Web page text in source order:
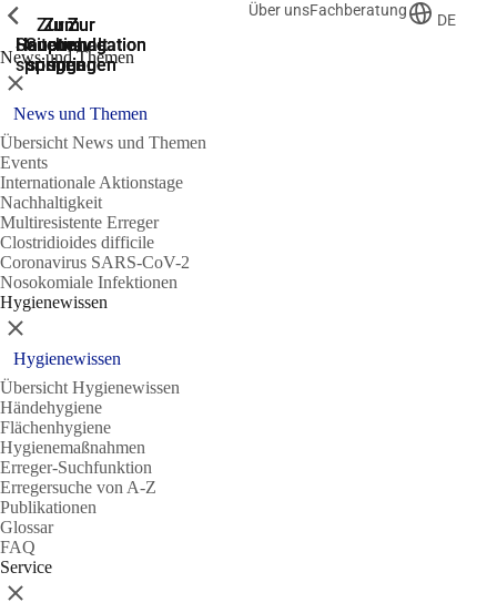
Zur
Suche
springen
Zur
Hauptnavigation
springen
Zur
Hauptnavigation
springen
Zum
Hauptinhalt
springen
Zum
Seitenende
springen
Über unsFachberatung
DE
News und Themen
Zeige vorherige
Schließen
News und Themen
Übersicht News und Themen
Events
Internationale Aktionstage
Nachhaltigkeit
Multiresistente Erreger
Clostridioides difficile
Coronavirus SARS-CoV-2
Nosokomiale Infektionen
Hygienewissen
Zeige vorherige
Schließen
Hygienewissen
Übersicht Hygienewissen
Händehygiene
Flächenhygiene
Hygienemaßnahmen
Erreger-Suchfunktion
Erregersuche von A-Z
Publikationen
Glossar
FAQ
Service
Zeige vorherige
Schließen